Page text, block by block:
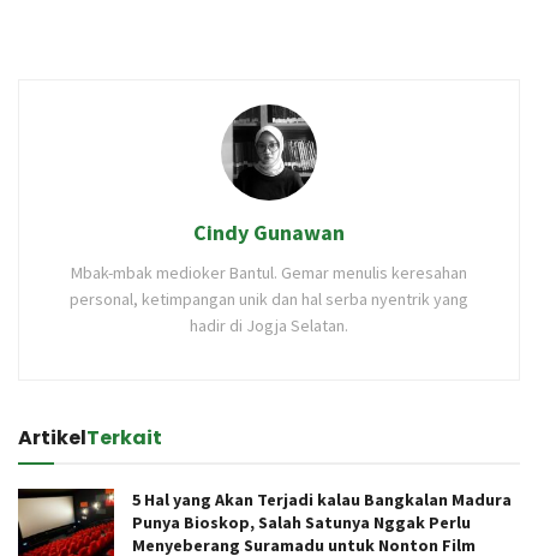
Cindy Gunawan
Mbak-mbak medioker Bantul. Gemar menulis keresahan
personal, ketimpangan unik dan hal serba nyentrik yang
hadir di Jogja Selatan.
ArtikelTerkait
5 Hal yang Akan Terjadi kalau Bangkalan Madura
Punya Bioskop, Salah Satunya Nggak Perlu
Menyeberang Suramadu untuk Nonton Film